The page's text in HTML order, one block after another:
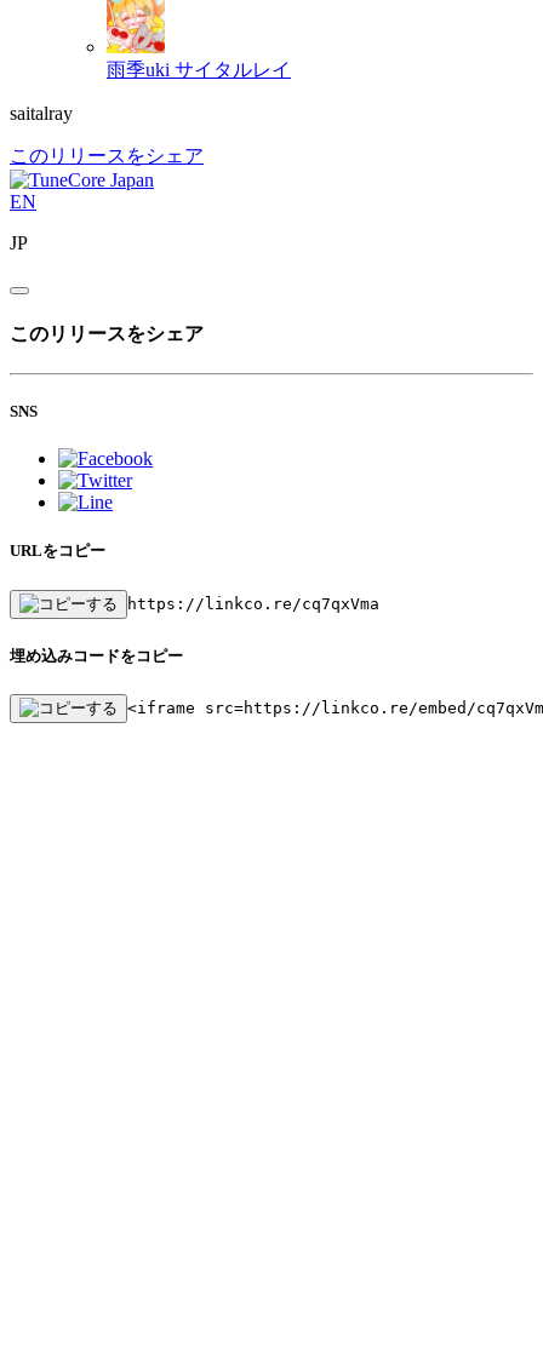
雨季uki サイタルレイ
saitalray
このリリースをシェア
EN
JP
このリリースをシェア
SNS
URLをコピー
https://linkco.re/cq7qxVma
埋め込みコードをコピー
<iframe src=https://linkco.re/embed/